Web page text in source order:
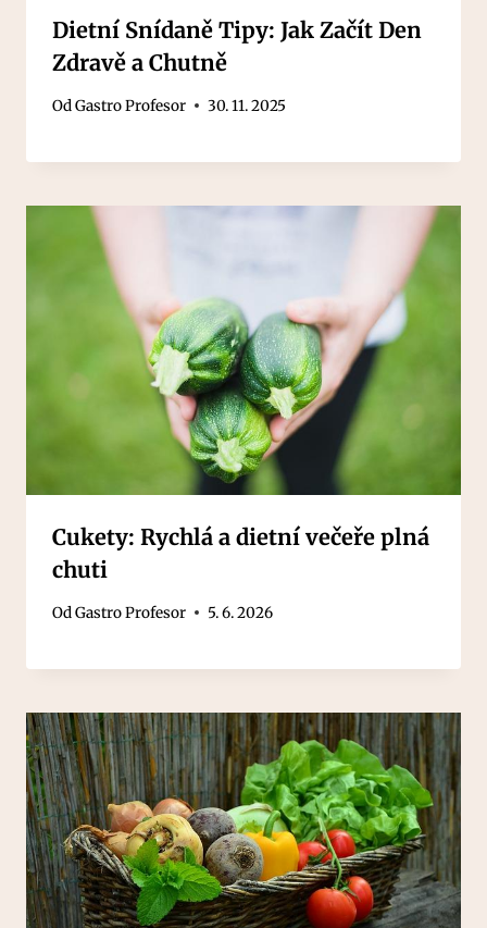
Dietní Snídaně Tipy: Jak Začít Den
Zdravě a Chutně
OdGastro Profesor 30. 11. 2025
Cukety: Rychlá a dietní večeře plná
chuti
OdGastro Profesor 5. 6. 2026